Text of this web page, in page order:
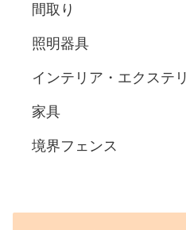
間取り
照明器具
インテリア・エクステ
家具
境界フェンス